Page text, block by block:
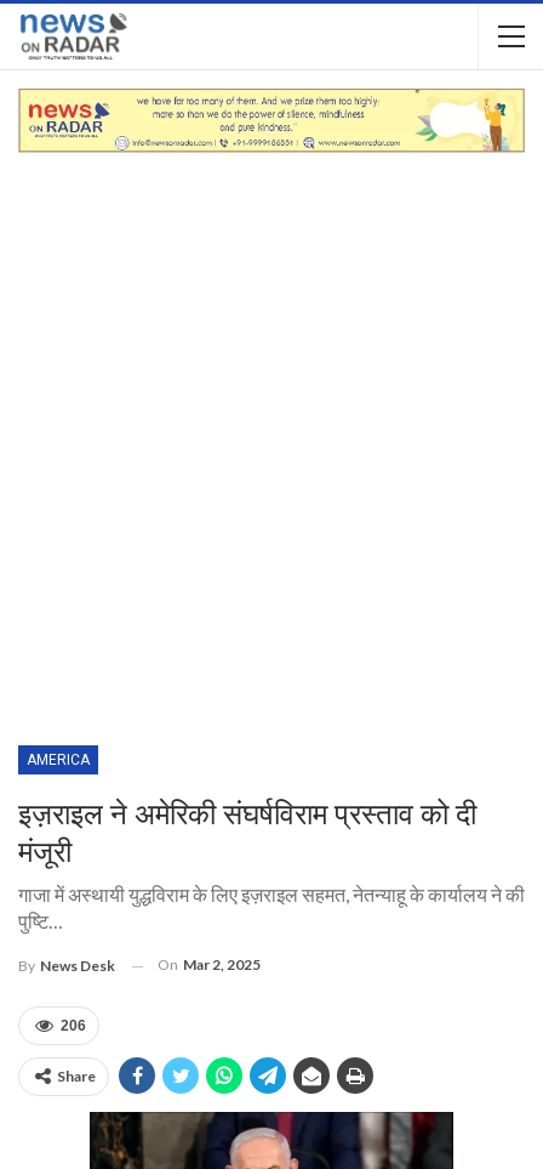
AMERICA
इज़राइल ने अमेरिकी संघर्षविराम प्रस्ताव को दी
मंजूरी
गाजा में अस्थायी युद्धविराम के लिए इज़राइल सहमत, नेतन्याहू के कार्यालय ने की
पुष्टि…
By News Desk On Mar 2, 2025
206
Share